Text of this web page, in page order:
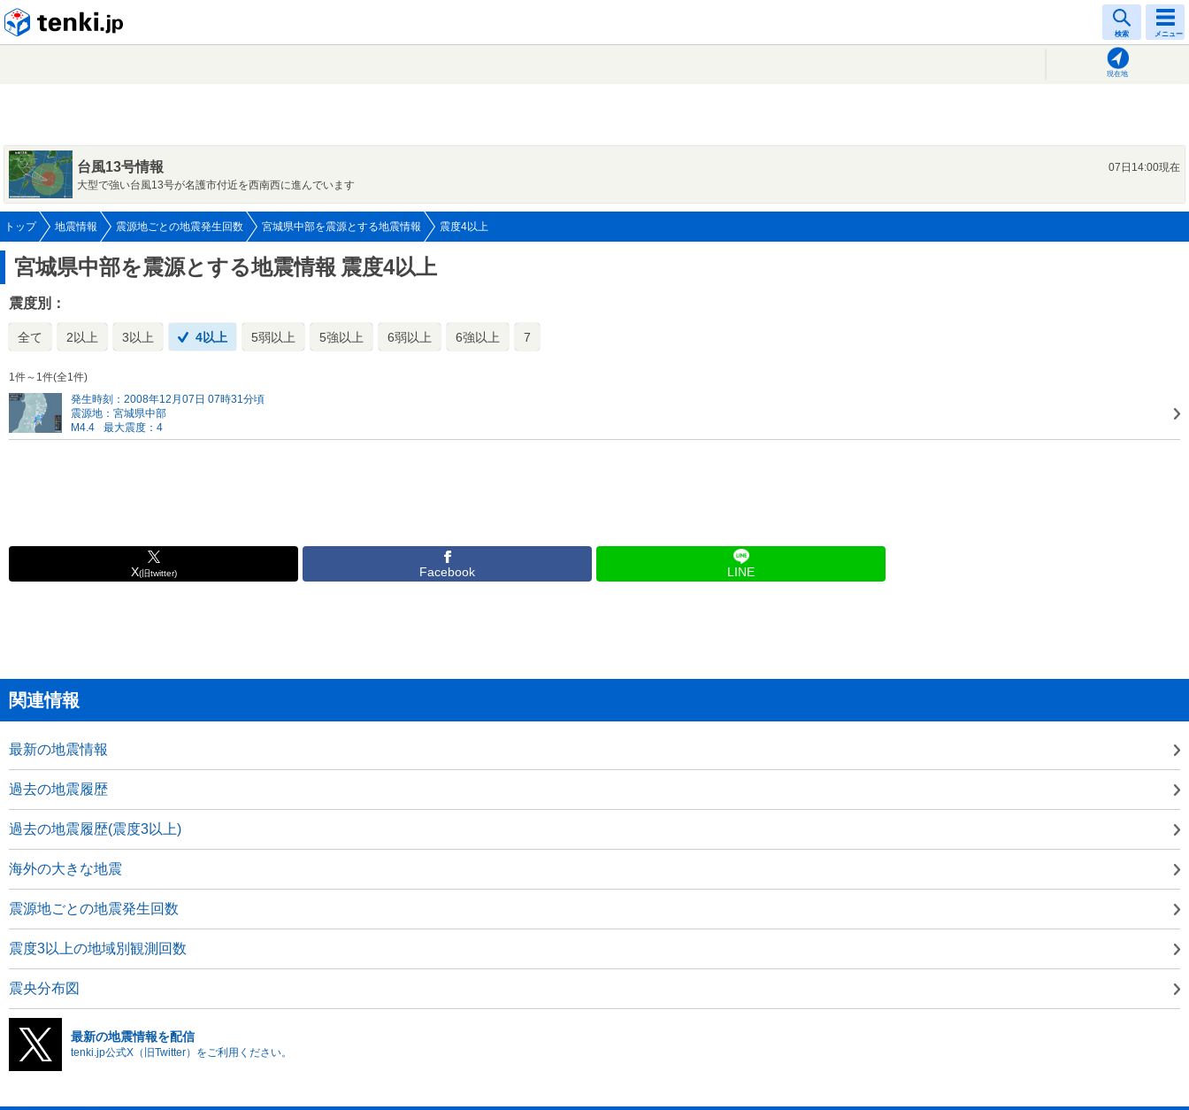
検索 メニュー
現在地
台風13号情報
07日14:00現在
大型で強い台風13号が名護市付近を西南西に進んでいます
トップ 地震情報 震源地ごとの地震発生回数 宮城県中部を震源とする地震情報 震度4以上
宮城県中部を震源とする地震情報 震度4以上
震度別：
全て 2以上 3以上 4以上 5弱以上 5強以上 6弱以上 6強以上 7
1件～1件(全1件)
発生時刻：2008年12月07日 07時31分頃
震源地：宮城県中部
M4.4
最大震度：4
X(旧twitter) Facebook LINE
関連情報
最新の地震情報
過去の地震履歴
過去の地震履歴(震度3以上)
海外の大きな地震
震源地ごとの地震発生回数
震度3以上の地域別観測回数
震央分布図
最新の地震情報を配信
tenki.jp公式X（旧Twitter）をご利用ください。